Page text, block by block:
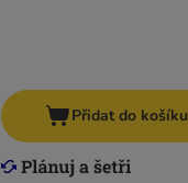
Přidat do košíku